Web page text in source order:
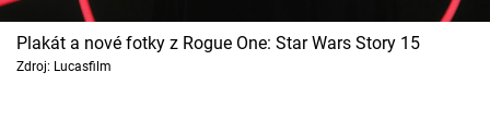
Plakát a nové fotky z Rogue One: Star Wars Story 15
Zdroj: Lucasfilm